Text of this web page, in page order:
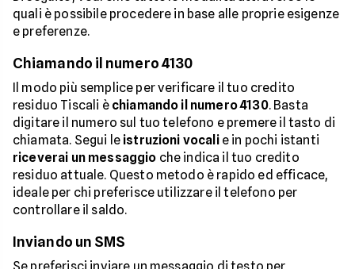
quali è possibile procedere in base alle proprie esigenze
e preferenze.
Chiamando il numero 4130
Il modo più semplice per verificare il tuo credito
residuo Tiscali è chiamando il numero 4130. Basta
digitare il numero sul tuo telefono e premere il tasto di
chiamata. Segui le istruzioni vocalie in pochi istanti
riceverai un messaggio che indica il tuo credito
residuo attuale. Questo metodo è rapido ed efficace,
ideale per chi preferisce utilizzare il telefono per
controllare il saldo.
Inviando un SMS